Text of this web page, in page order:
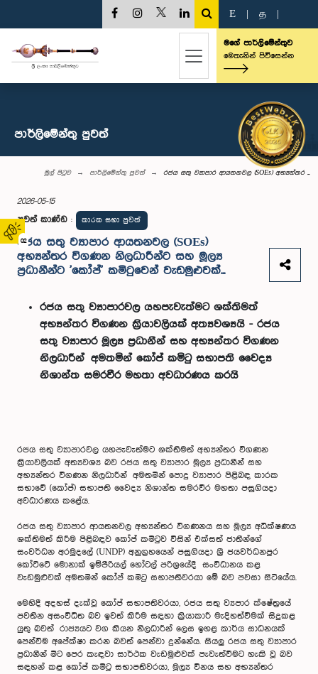
02
E த
මගේ පාර්ලිමේන්තුව
මෙතැනින් පිවිසෙන්න
පාර්ලි‌මේන්තු පුවත්
මුල් පිටුව පාර්ලි‌මේන්තු පුවත් රජය සතු ව්‍යාපාර ආයතනවල (SOEs) අභ්‍යන්තර ...
2026-05-15
පුවත් කාණ්ඩ : කාරක සභා පුවත්
රජය සතු ව්‍යාපාර ආයතනවල (SOEs)
අභ්‍යන්තර විගණන නිලධාරීන්ට සහ මූල්‍ය
ප්‍රධානීන්ට 'කෝප්' කමිටුවෙන් වැඩමුළුවක්...
රජය සතු ව්‍යාපාරවල යහපැවැත්මට ශක්තිමත්
අභ්‍යන්තර විගණන ක්‍රියාවලියක් අත්‍යවශ්‍යයි - රජය
සතු ව්‍යාපාර මූල්‍ය ප්‍රධානීන් සහ අභ්‍යන්තර විගණන
නිලධාරීන් අමතමින් කෝප් කමිටු සභාපති වෛද්‍ය
නිශාන්ත සමරවීර මහතා අවධාරණය කරයි
රජය සතු ව්‍යාපාරවල යහපැවැත්මට ශක්තිමත් අභ්‍යන්තර විගණන
ක්‍රියාවලියක් අත්‍යවශ්‍ය බව රජය සතු ව්‍යාපාර මූල්‍ය ප්‍රධානීන් සහ
අභ්‍යන්තර විගණන නිලධාරීන් අමතමින් පොදු ව්‍යාපාර පිළිබඳ කාරක
සභාවේ (කෝප්) සභාපති වෛද්‍ය නිශාන්ත සමරවීර මහතා පසුගියදා
අවධාරණය කළේය.
රජය සතු ව්‍යාපාර ආයතනවල අභ්‍යන්තර විගණනය සහ මූල්‍ය අධීක්ෂණය
ශක්තිමත් කිරීම පිළිබඳව කෝප් කමිටුව විසින් එක්සත් ජාතීන්ගේ
සංවර්ධන අරමුදලේ (UNDP) අනුග්‍රහයෙන් පසුගියදා ශ්‍රී ජයවර්ධනපුර
කෝට්ටේ මොනාක් ඉම්පීරියල් හෝටල් පරිශ්‍රයේදී සංවිධානය කළ
වැඩමුළුවක් අමතමින් කෝප් කමිටු සභාපතිවරයා මේ බව පවසා සිටියේය.
මෙහිදී අදහස් දැක්වූ කෝප් සභාපතිවරයා, රජය සතු ව්‍යපාර ක්ෂේත්‍රයේ
පවතින අසංවිධිත බව ඉවත් කිරීම සඳහා ක්‍රියාකාරී මැදිහත්වීමක් සිදුකළ
යුතු බවත් රාජ්‍යයට වග කියන නිලධාරීන් ලෙස ඉහළ කාර්ය සාධනයක්
පෙන්වීම අපේක්ෂා කරන බවත් පෙන්වා දුන්නේය. සියලු රජය සතු ව්‍යාපාර
ප්‍රධානීන් මීට පෙර කැඳවා සාර්ථක වැඩමුළුවක් පැවැත්වීමට හැකි වූ බව
සඳහන් කළ කෝප් කමිටු සභාපතිවරයා, මූල්‍ය විනය සහ අභ්‍යන්තර